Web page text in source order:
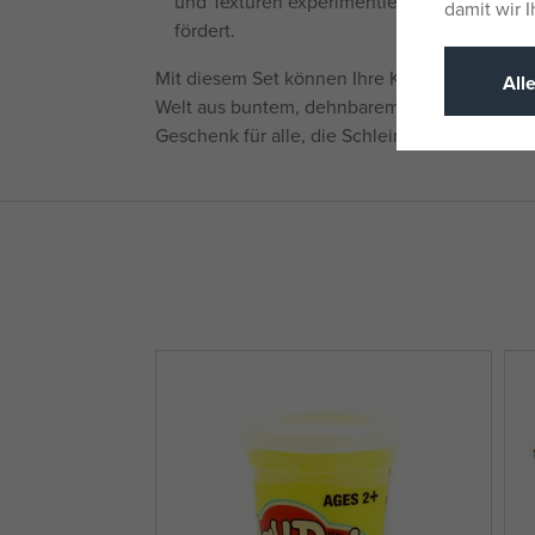
fördert.
Mit diesem Set können Ihre Kinder ihrer
Welt aus buntem, dehnbarem Schleim freien
Geschenk für alle, die Schleim und
damit wir